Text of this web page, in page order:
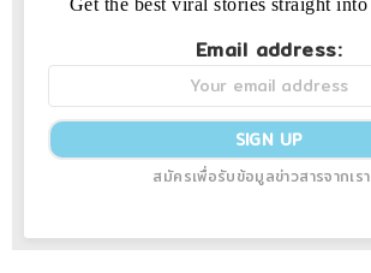
Email address:
สมัครเพื่อรับข้อมูลข่าวสารจากเร